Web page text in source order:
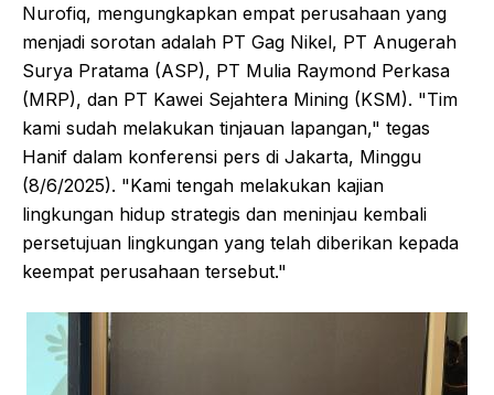
Nurofiq, mengungkapkan empat perusahaan yang
menjadi sorotan adalah PT Gag Nikel, PT Anugerah
Surya Pratama (ASP), PT Mulia Raymond Perkasa
(MRP), dan PT Kawei Sejahtera Mining (KSM). "Tim
kami sudah melakukan tinjauan lapangan," tegas
Hanif dalam konferensi pers di Jakarta, Minggu
(8/6/2025). "Kami tengah melakukan kajian
lingkungan hidup strategis dan meninjau kembali
persetujuan lingkungan yang telah diberikan kepada
keempat perusahaan tersebut."